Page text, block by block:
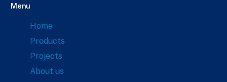
Menu
Home
Products
Projects
About us